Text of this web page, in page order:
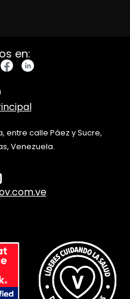
en:
entre calle Páez y Sucre,
Venezuela.